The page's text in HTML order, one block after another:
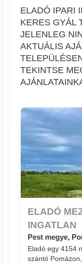
ELADÓ IPARI
KERES GYÁL
JELENLEG
AKTUÁLIS
TEKINTSE
ELADÓ
INGATLAN
Pest megye,
Eladó egy 4154
szántó